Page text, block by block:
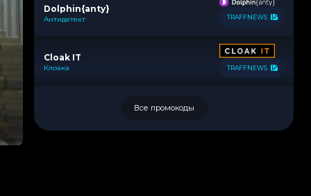
Dolphin{anty}
Антидетект TRAFFNEWS
Cloak IT
Клоака TRAFFNEWS
Все промокоды